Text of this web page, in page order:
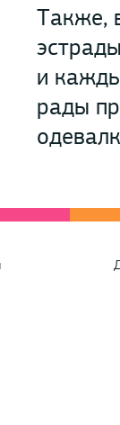
Также,
и
рады